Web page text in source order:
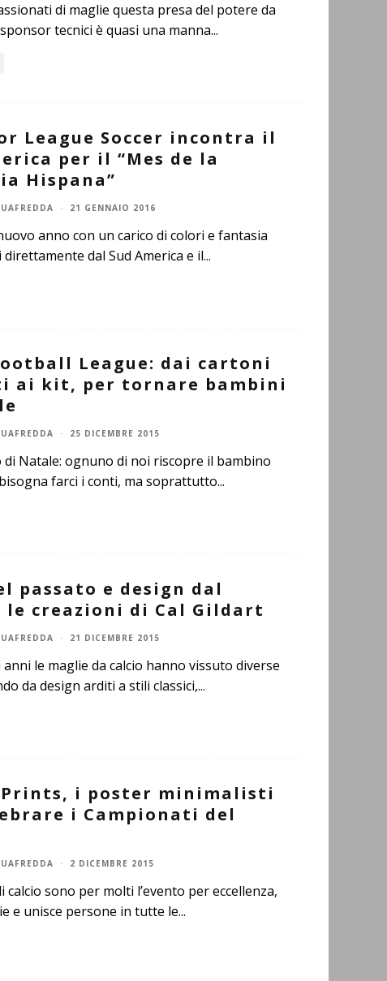
di maglie questa presa del potere da
tecnici è quasi una manna...
League Soccer incontra il
per il “Mes de la
Hispana”
· 21 GENNAIO 2016
anno con un carico di colori e fantasia
dal Sud America e il...
League: dai cartoni
ai kit, per tornare bambini
· 25 DICEMBRE 2015
di Natale: ognuno di noi riscopre il bambino
farci i conti, ma soprattutto...
passato e design dal
creazioni di Cal Gildart
· 21 DICEMBRE 2015
le maglie da calcio hanno vissuto diverse
da design arditi a stili classici,...
i poster minimalisti
i Campionati del
· 2 DICEMBRE 2015
calcio sono per molti l’evento per eccellenza,
e unisce persone in tutte le...